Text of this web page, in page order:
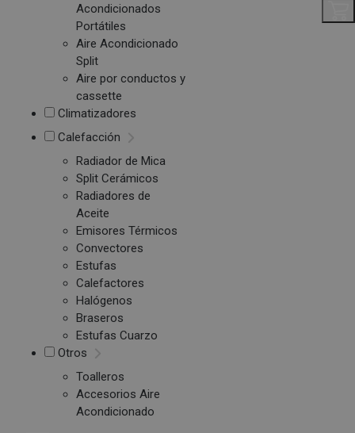
Acondicionados
Portátiles
Aire Acondicionado
Split
Aire por conductos y
cassette
Climatizadores
Calefacción
Radiador de Mica
Split Cerámicos
Radiadores de
Aceite
Emisores Térmicos
Convectores
Estufas
Calefactores
Halógenos
Braseros
Estufas Cuarzo
Otros
Toalleros
Accesorios Aire
Acondicionado